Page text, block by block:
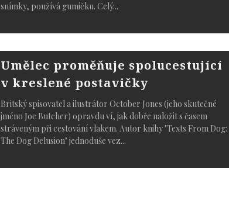
snímky, používá gumičku. Celý...
Umělec proměňuje spolucestující
v kreslené postavičky
Britský spisovatel a ilustrátor October Jones (jeho skutečné
jméno Joe Butcher) opravdu ví, jak dobře naložit s časem
stráveným při cestování vlakem. Autor knihy "Texts From Dog:
The Dog Delusion" jednoduše vez...